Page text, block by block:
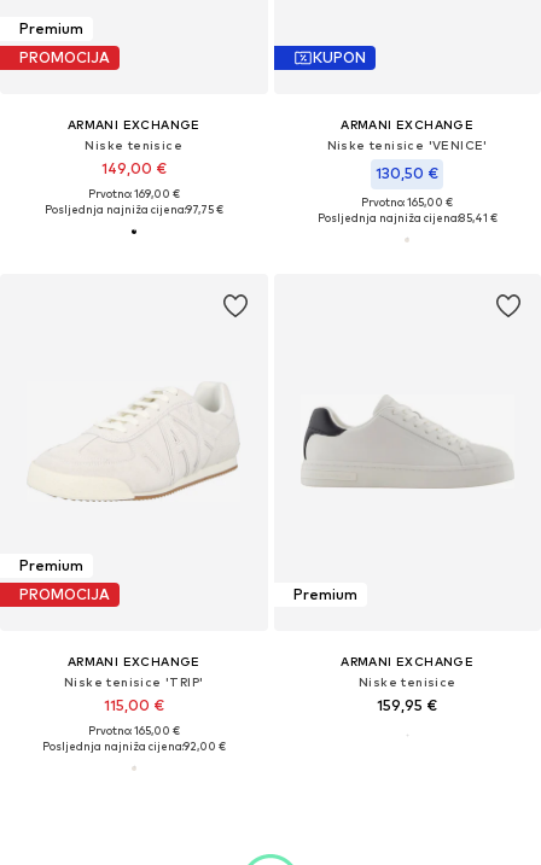
Premium
PROMOCIJA
ARMANI EXCHANGE
Niske tenisice
149,00 €
Prvotno: 169,00 €
Posljednja najniža cijena:97,75 €
KUPON
ARMANI EXCHANGE
Niske tenisice 'VENICE'
130,50 €
Prvotno: 165,00 €
Posljednja najniža cijena:85,41 €
Premium
PROMOCIJA
ARMANI EXCHANGE
Niske tenisice 'TRIP'
115,00 €
Prvotno: 165,00 €
Posljednja najniža cijena:92,00 €
Premium
ARMANI EXCHANGE
Niske tenisice
159,95 €